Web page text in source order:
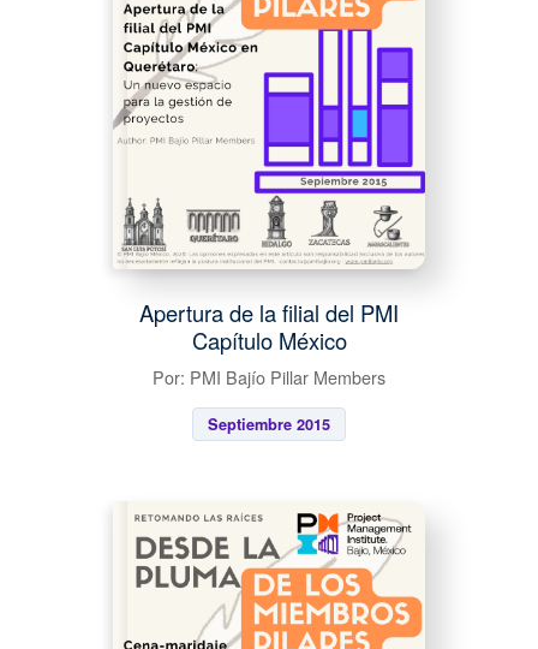
Apertura de la filial del PMI
Capítulo México
Por: PMI Bajío Pillar Members
Septiembre 2015